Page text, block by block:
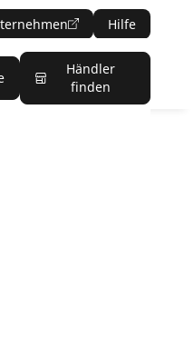
Hilfe
Händler
finden